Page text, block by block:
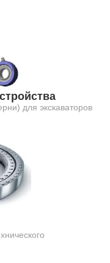
для экскаваторов